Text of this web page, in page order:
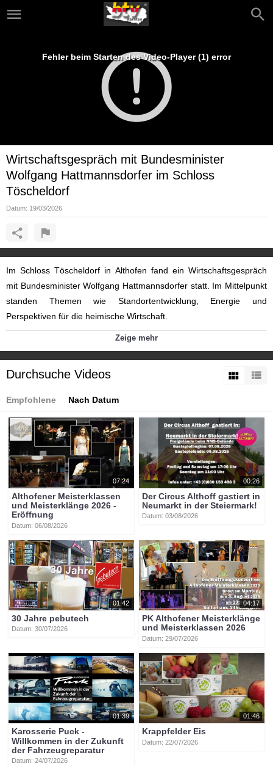
Fehler beim Starten des Video-Player (1) error
Wirtschaftsgespräch mit Bundesminister
Wolfgang Hattmannsdorfer im Schloss
Töscheldorf
Datum: 19/03/2026
Im Schloss Töscheldorf in Althofen fand ein Wirtschaftsgespräch
mit Bundesminister Wolfgang Hattmannsdorfer statt. Im Mittelpunkt
standen Themen wie Standortentwicklung, Energie und
Perspektiven für die heimische Wirtschaft.
Tags:
btv-kärnten
btv kärnten
btvon
Zeige mehr
Durchsuche Videos
Empfohlene Nach Datum
07:24
Althofener Meisterklassen
und Meisterklänge 2026 -
Eröffnung
Datum: 06/08/2026
00:26
Der Circus Althoff gastiert in
Neumarkt in der Steiermark!
Datum: 03/08/2026
01:42
30 Jahre pebutech
Datum: 30/07/2026
04:17
PK Althofener Meisterklänge
und Meisterklassen 2026
Datum: 29/07/2026
01:39
Karosserie Puck -
Willkommen in der Zukunft
der Fahrzeugreparatur
Datum: 24/07/2026
01:46
Krappfelder Eis
Datum: 22/07/2026